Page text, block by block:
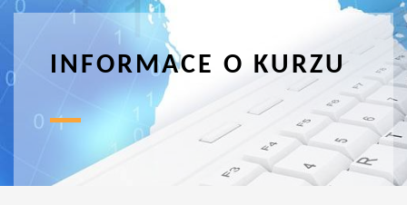
INFORMACE O KURZU